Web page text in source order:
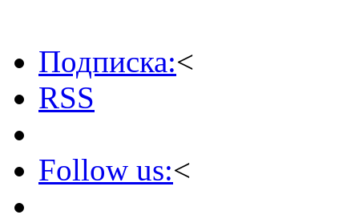
Подписка:<
RSS
Follow us:<